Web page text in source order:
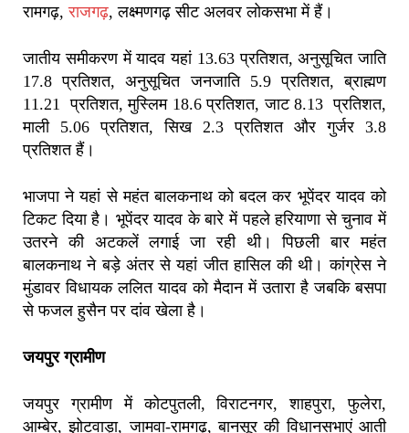
रामगढ़,राजगढ़, लक्ष्मणगढ़ सीट अलवर लोकसभा में हैं।
जातीय समीकरण में यादव यहां 13.63 प्रतिशत, अनुसूचित जाति
17.8 प्रतिशत, अनुसूचित जनजाति 5.9 प्रतिशत, ब्राह्मण
11.21 प्रतिशत, मुस्लिम 18.6 प्रतिशत, जाट 8.13 प्रतिशत,
माली 5.06 प्रतिशत, सिख 2.3 प्रतिशत और गुर्जर 3.8
प्रतिशत हैं।
भाजपा ने यहां से महंत बालकनाथ को बदल कर भूपेंदर यादव को
टिकट दिया है। भूपेंदर यादव के बारे में पहले हरियाणा से चुनाव में
उतरने की अटकलें लगाई जा रही थी। पिछली बार महंत
बालकनाथ ने बड़े अंतर से यहां जीत हासिल की थी। कांग्रेस ने
मुंडावर विधायक ललित यादव को मैदान में उतारा है जबकि बसपा
से फजल हुसैन पर दांव खेला है।
जयपुर ग्रामीण
जयपुर ग्रामीण में कोटपुतली, विराटनगर, शाहपुरा, फुलेरा,
आम्बेर, झोटवाड़ा, जामवा-रामगढ़, बानसूर की विधानसभाएं आती